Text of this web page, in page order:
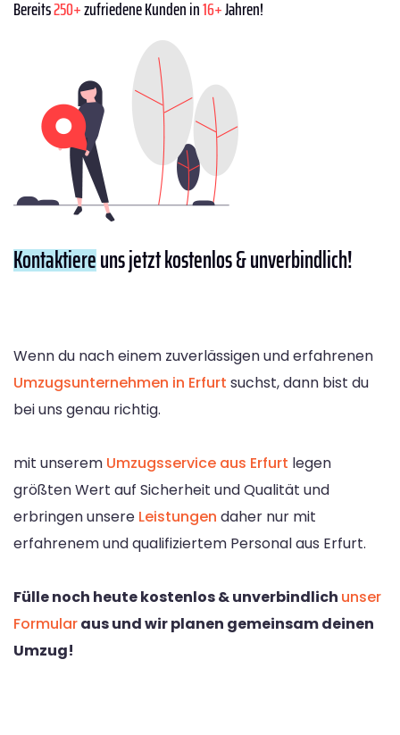
Bereits250+zufriedene Kunden in16+Jahren!
Kontaktiereuns jetzt kostenlos & unverbindlich!
Wenn du nach einem zuverlässigen und erfahrenen
Umzugsunternehmen in Erfurt suchst, dann bist du
bei uns genau richtig.
mit unserem Umzugsservice aus Erfurt legen
größten Wert auf Sicherheit und Qualität und
erbringen unsere Leistungen daher nur mit
erfahrenem und qualifiziertem Personal aus Erfurt.
Fülle noch heute kostenlos & unverbindlich unser
Formularaus und wir planen gemeinsam deinen
Umzug!